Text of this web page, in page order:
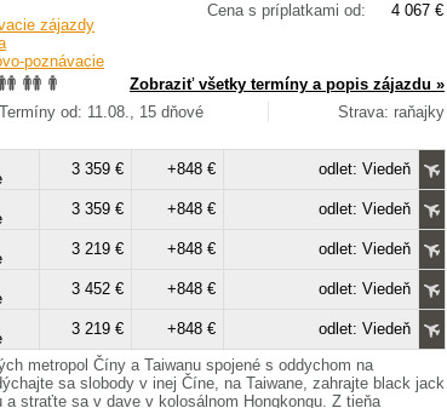
Cena s príplatkami od:
4 067 €
zájazdy
poznávacie
Zobraziť všetky termíny a popis zájazdu »
Termíny od: 11.08., 15 dňové
Strava: raňajky
3 359 € +848 € odlet: Viedeň
3 359 € +848 € odlet: Viedeň
3 219 € +848 € odlet: Viedeň
3 452 € +848 € odlet: Viedeň
3 219 € +848 €
odlet: Viedeň
metropol Číny a Taiwanu spojené s oddychom na
sa slobody v inej Číne, na Taiwane, zahrajte black jack
straťte sa v dave v kolosálnom Hongkongu. Z tieňa